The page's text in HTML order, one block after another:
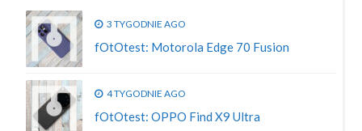
3 TYGODNIE AGO
fOtOtest: Motorola Edge 70 Fusion
4 TYGODNIE AGO
fOtOtest: OPPO Find X9 Ultra